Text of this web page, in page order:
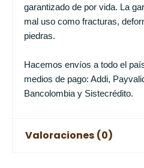
garantizado de por vida. La
mal uso como fracturas,
piedras.
Hacemos envíos a todo el
medios de pago: Addi,
Bancolombia y Sistecrédito.
Valoraciones (0)